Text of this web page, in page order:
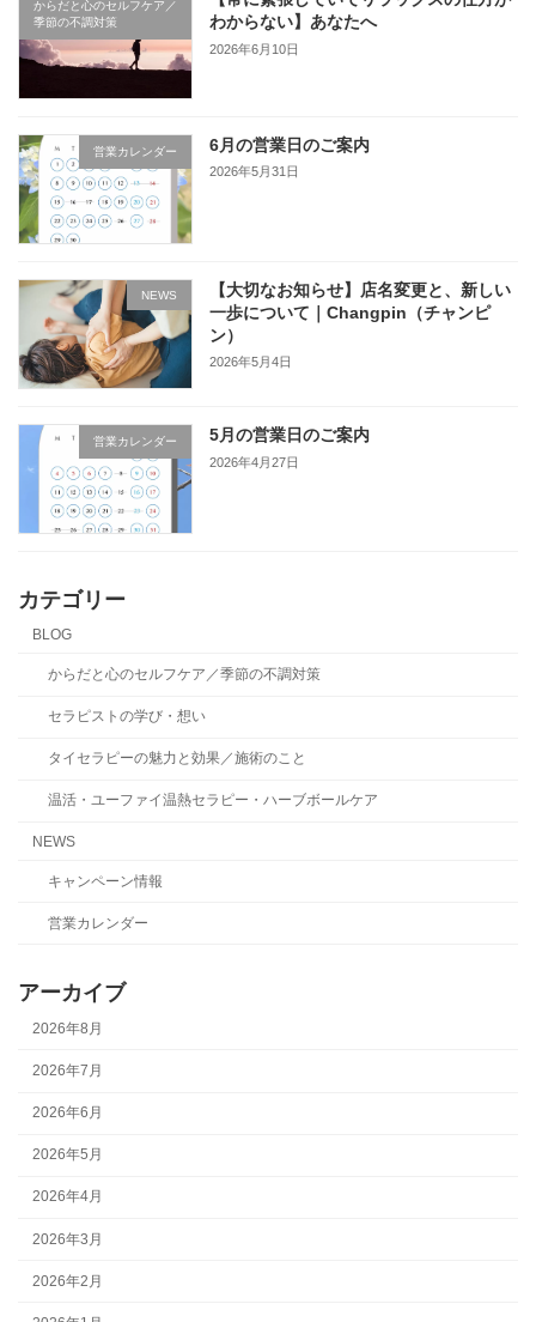
からだと心のセルフケア／
季節の不調対策
わからない】あなたへ
2026年6月10日
営業カレンダー 6月の営業日のご案内
2026年5月31日
NEWS
【大切なお知らせ】店名変更と、新しい
一歩について｜Changpin（チャンピ
ン）
2026年5月4日
営業カレンダー 5月の営業日のご案内
2026年4月27日
カテゴリー
BLOG
からだと心のセルフケア／季節の不調対策
セラピストの学び・想い
タイセラピーの魅力と効果／施術のこと
温活・ユーファイ温熱セラピー・ハーブボールケア
NEWS
キャンペーン情報
営業カレンダー
アーカイブ
2026年8月
2026年7月
2026年6月
2026年5月
2026年4月
2026年3月
2026年2月